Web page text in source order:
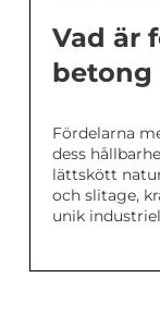
Vad är
betong
Fördelarna
dess
lättskött
och slitage,
unik